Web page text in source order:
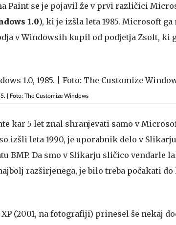
Paint se je pojavil že v prvi različici
1.0), ki je izšla leta 1985. Microsoft
v Windowsih kupil od podjetja Zsoft, ki
| Foto: The Customize Windows
kar 5 let znal shranjevati samo v
izšli leta 1990, je uporabnik delo v
BMP. Da smo v Slikarju sličico vendarle
razširjenega, je bilo treba počakati